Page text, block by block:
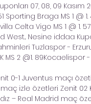
07, 08, 09 Kasım
Sporting Braga MS 1 @ 1.
Celta Vigo MS 1 @ 1.
West... Nesine iddaa
Tuzlaspor -
MS 2 @1. 89Kocaelispor
1 Juventus maçı özeti
izle özetleri Zenit 02
– Real Madrid maç